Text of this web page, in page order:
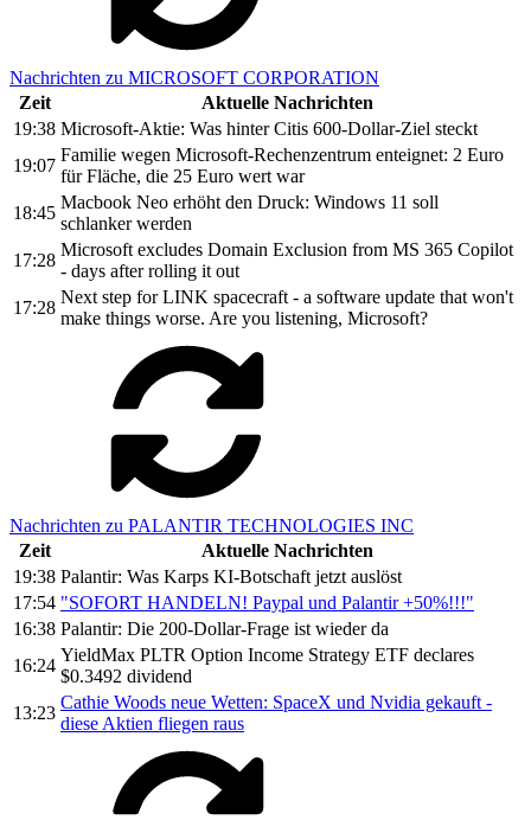
Nachrichten zu MICROSOFT CORPORATION
Zeit
Aktuelle Nachrichten
19:38 Microsoft-Aktie: Was hinter Citis 600-Dollar-Ziel steckt
19:07
Familie wegen Microsoft-Rechenzentrum enteignet: 2 Euro
für Fläche, die 25 Euro wert war
18:45
Macbook Neo erhöht den Druck: Windows 11 soll
schlanker werden
17:28
Microsoft excludes Domain Exclusion from MS 365 Copilot
- days after rolling it out
17:28
Next step for LINK spacecraft - a software update that won't
make things worse. Are you listening, Microsoft?
Nachrichten zu PALANTIR TECHNOLOGIES INC
Zeit
Aktuelle Nachrichten
19:38 Palantir: Was Karps KI-Botschaft jetzt auslöst
17:54 "SOFORT HANDELN! Paypal und Palantir +50%!!!"
16:38 Palantir: Die 200-Dollar-Frage ist wieder da
16:24
YieldMax PLTR Option Income Strategy ETF declares
$0.3492 dividend
13:23
Cathie Woods neue Wetten: SpaceX und Nvidia gekauft -
diese Aktien fliegen raus